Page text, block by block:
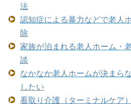
法
認知症による暴力などで老人
除
家族が泊まれる老人ホーム
談
なかなか老人ホームが決まら
したい
看取り介護（ターミナルケア